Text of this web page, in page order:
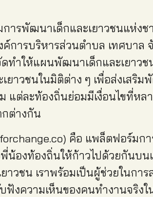
ารพัฒนาเด็กและเยาวชนแห่งช
การบริหารส่วนตำบล เทศบาล
ทำให้แผนพัฒนาเด็กและเยาว
ยาวชนในมิติต่าง ๆ เพื่อส่งเสริ
แต่ละท้องถิ่นย่อมมีเงื่อนไขที่ห
ต่างกัน
คือ แพล็ตฟอร์มกา
องท้องถิ่นให้ก้าวไปด้วยกันบน
วชน เราพร้อมเป็นผู้ช่วยในกา
ฟังความเห็นของคนทำงานจริง